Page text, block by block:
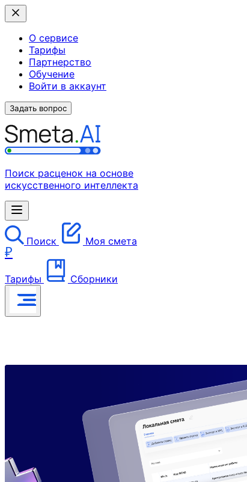
О сервисе
Тарифы
Партнерство
Обучение
Войти в аккаунт
Задать вопрос
Поиск расценок на основе
искусственного интеллекта
Поиск Моя смета
₽
Тарифы Сборники